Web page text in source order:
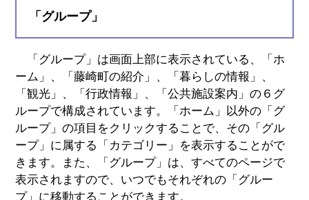
「グループ」
「グループ」は画面上部に表示されている、「ホ
ーム」、「藤崎町の紹介」、「暮らしの情報」、
「観光」、「行政情報」、「公共施設案内」の６グ
ループで構成されています。「ホーム」以外の「グ
ループ」の項目をクリックすることで、その「グル
ープ」に属する「カテゴリー」を表示することがで
きます。また、「グループ」は、すべてのページで
表示されますので、いつでもそれぞれの「グルー
プ」に移動することができます。